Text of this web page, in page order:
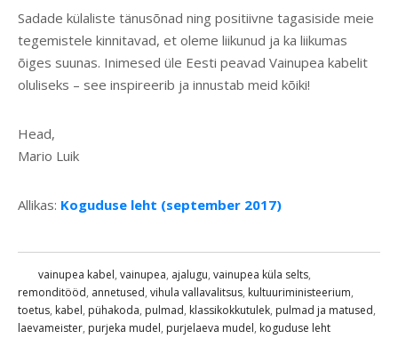
Sadade külaliste tänusõnad ning positiivne tagasiside meie
tegemistele kinnitavad, et oleme liikunud ja ka liikumas
õiges suunas. Inimesed üle Eesti peavad Vainupea kabelit
oluliseks – see inspireerib ja innustab meid kõiki!
Head,
Mario Luik
Allikas: Koguduse leht (september 2017)
vainupea kabel, vainupea, ajalugu, vainupea küla selts,
remonditööd, annetused, vihula vallavalitsus, kultuuriministeerium,
toetus, kabel, pühakoda, pulmad, klassikokkutulek, pulmad ja matused,
laevameister, purjeka mudel, purjelaeva mudel, koguduse leht